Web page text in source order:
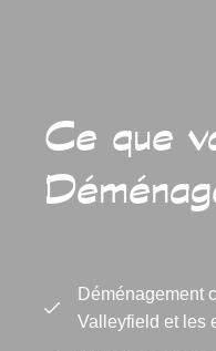
Ce que
Déménagement
Valleyfield et les